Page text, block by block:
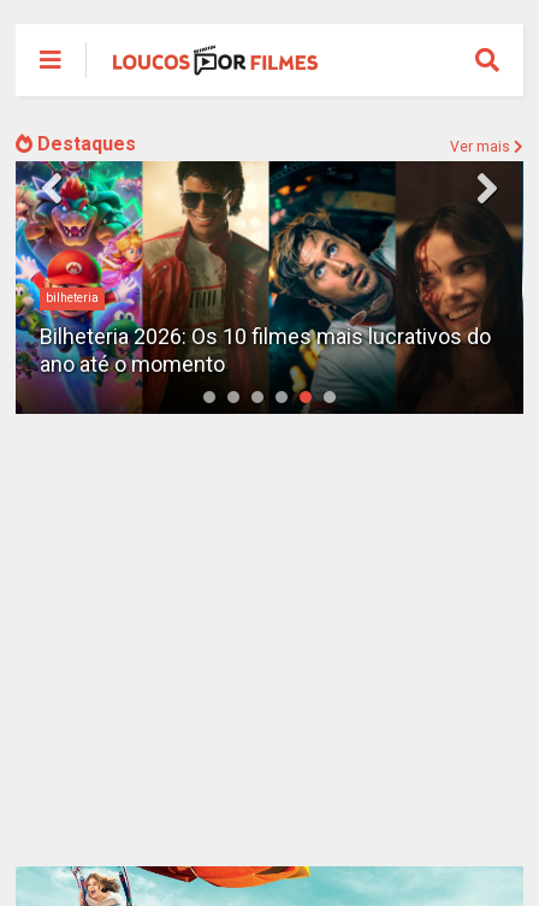
Destaques Ver mais
bilheteria
Bilheteria 2026: Os 10 filmes mais lucrativos do
ano até o momento